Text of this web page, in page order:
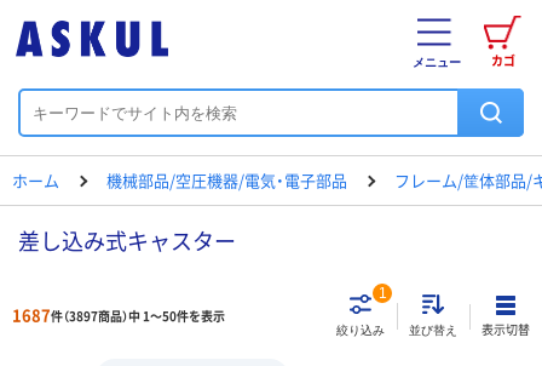
カゴ
メニュー
ホーム 機械部品/空圧機器/電気・電子部品 フレーム/筐体部品/
差し込み式キャスター
1687件（3897商品）中 1～50件を表示
絞り込み
1
並び替え 表示切替